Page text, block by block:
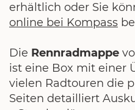
erhältlich oder Sie
online bei Kompass
Die Rennradmappe
ist eine Box mit einer
vielen Radtouren die
Seiten detailliert